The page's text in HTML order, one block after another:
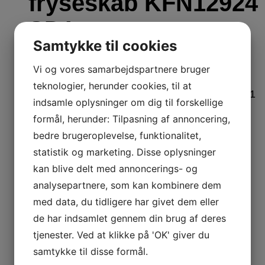
SD1
3.999 kr.
Læs mere Tilføj til kurv
Miele
BRUGT- Miele
kølefryseskab KFN
12924 SD1
Spar5.796kr.
Samtykke til cookies
Vi og vores samarbejdspartnere bruger
teknologier, herunder cookies, til at
indsamle oplysninger om dig til forskellige
formål, herunder: Tilpasning af annoncering,
bedre brugeroplevelse, funktionalitet,
statistik og marketing. Disse oplysninger
kan blive delt med annoncerings- og
analysepartnere, som kan kombinere dem
med data, du tidligere har givet dem eller
de har indsamlet gennem din brug af deres
tjenester. Ved at klikke på 'OK' giver du
samtykke til disse formål.